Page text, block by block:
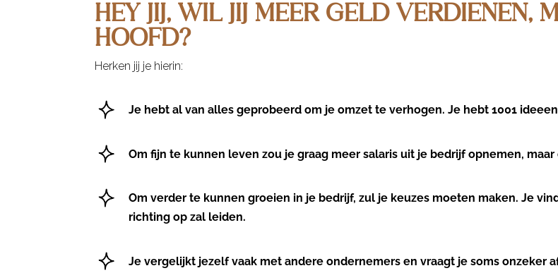
HEY JIJ, WIL JIJ MEER GELD VERDIENEN,
HOOFD?
Herken jij je hierin:
Je hebt al van alles geprobeerd om je omzet te verhogen. Je hebt 1001
Om fijn te kunnen leven zou je graag meer salaris uit je bedrijf opnemen,
Om verder te kunnen groeien in je bedrijf, zul je keuzes moeten maken. Je
richting op zal leiden.
Je vergelijkt jezelf vaak met andere ondernemers en vraagt je soms onzeker